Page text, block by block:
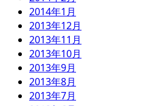
2014年1月
2013年12月
2013年11月
2013年10月
2013年9月
2013年8月
2013年7月